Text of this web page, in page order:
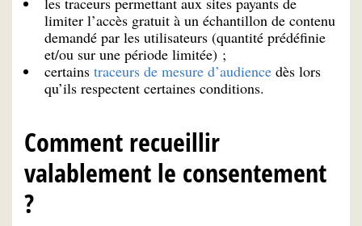
limiter l’accès gratuit à un échantillon de contenu
demandé par les utilisateurs (quantité prédéfinie
et/ou sur une période limitée) ;
certains traceurs de mesure d’audience dès lors
qu’ils respectent certaines conditions.
Comment recueillir
valablement le consentement
?